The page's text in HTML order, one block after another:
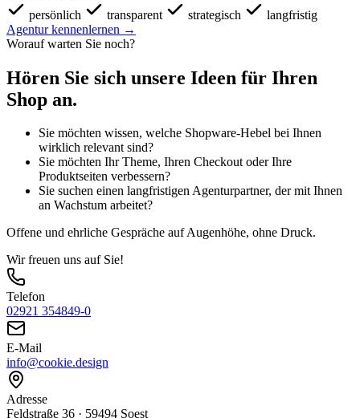
persönlich
transparent strategisch
langfristig
Agentur kennenlernen →
Worauf warten Sie noch?
Hören Sie sich unsere Ideen für Ihren
Shop an.
Sie möchten wissen, welche Shopware-Hebel bei Ihnen
wirklich relevant sind?
Sie möchten Ihr Theme, Ihren Checkout oder Ihre
Produktseiten verbessern?
Sie suchen einen langfristigen Agenturpartner, der mit Ihnen
an Wachstum arbeitet?
Offene und ehrliche Gespräche auf Augenhöhe, ohne Druck.
Wir freuen uns auf Sie!
Telefon
02921 354849-0
E-Mail
info@cookie.design
Adresse
Feldstraße 36 · 59494 Soest